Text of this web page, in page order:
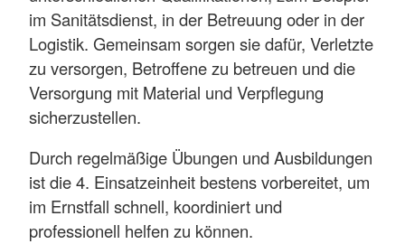
im Sanitätsdienst, in der Betreuung oder in der
Logistik. Gemeinsam sorgen sie dafür, Verletzte
zu versorgen, Betroffene zu betreuen und die
Versorgung mit Material und Verpflegung
sicherzustellen.
Durch regelmäßige Übungen und Ausbildungen
ist die 4. Einsatzeinheit bestens vorbereitet, um
im Ernstfall schnell, koordiniert und
professionell helfen zu können.